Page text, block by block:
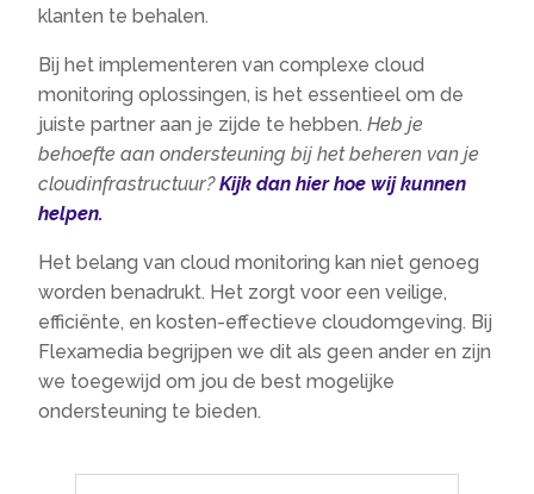
klanten te behalen.
Bij het implementeren van complexe cloud
monitoring oplossingen, is het essentieel om de
juiste partner aan je zijde te hebben.Heb je
behoefte aan ondersteuning bij het beheren van je
cloudinfrastructuur? Kijk dan hier hoe wij kunnen
helpen.
Het belang van cloud monitoring kan niet genoeg
worden benadrukt. Het zorgt voor een veilige,
efficiënte, en kosten-effectieve cloudomgeving. Bij
Flexamedia begrijpen we dit als geen ander en zijn
we toegewijd om jou de best mogelijke
ondersteuning te bieden.